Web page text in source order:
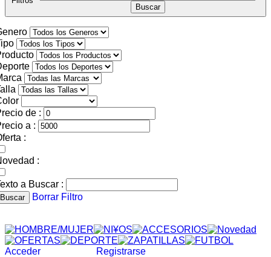
de :
a :
:
:
a Buscar :
Buscar Borrar Filtro
Acceder Registrarse